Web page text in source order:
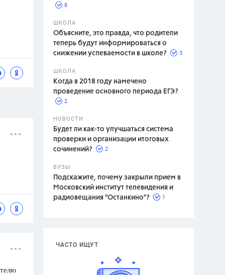
8
ШКОЛА
Объясните, это правда, что родители
теперь будут информироваться о
снижении успеваемости в школе?
3
ШКОЛА
Когда в 2018 году намечено
проведение основного периода ЕГЭ?
2
НОВОСТИ
Будет ли как-то улучшаться система
проверки и организации итоговых
сочинений?
2
ВУЗЫ
Подскажите, почему закрыли прием в
Московский институт телевидения и
радиовещания "Останкино"?
1
ЧАСТО ИЩУТ